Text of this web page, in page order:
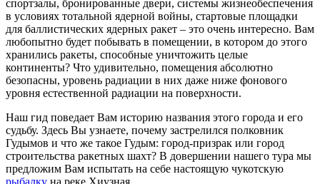
спортзалы, бронированные двери, системы жизнеобеспечения
в условиях тотальной ядерной войны, стартовые площадки
для баллистических ядерных ракет – это очень интересно. Вам
любопытно будет побывать в помещении, в котором до этого
хранились ракеты, способные уничтожить целые
континенты? Что удивительно, помещения абсолютно
безопасны, уровень радиации в них даже ниже фонового
уровня естественной радиации на поверхности.
Наш гид поведает Вам историю названия этого города и его
судьбу. Здесь Вы узнаете, почему застрелился полковник
Гудымов и что же такое Гудым: город-призрак или город
строительства ракетных шахт? В довершении нашего тура мы
предложим Вам испытать на себе настоящую чукотскую
рыбалку на реке Хиузная.